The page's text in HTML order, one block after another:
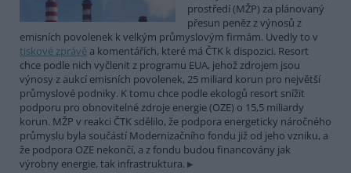
prostředí (MŽP) za plánovaný
přesun peněz z výnosů z
emisních povolenek k velkým průmyslovým firmám. Uvedly to v
tiskové zprávě a komentářích, které má ČTK k dispozici. Resort
chce podle nich vyčlenit z programu EUA, jehož zdrojem jsou
výnosy z aukcí emisních povolenek, 25 miliard korun pro největší
průmyslové podniky. K tomu chce podle ekologů resort snížit
podporu pro obnovitelné zdroje energie (OZE) o 15,5 miliardy
korun. MŽP v reakci ČTK sdělilo, že podpora energeticky náročného
průmyslu byla součástí Modernizačního fondu již od jeho vzniku, a
že podpora OZE nekončí, a z fondu budou financovány jak
výrobny energie, tak infrastruktura.